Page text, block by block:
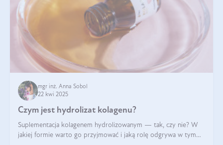
mgr inż. Anna Sobol
22 kwi 2025
Czym jest hydrolizat kolagenu?
Suplementacja kolagenem hydrolizowanym — tak, czy nie? W
jakiej formie warto go przyjmować i jaką rolę odgrywa w tym